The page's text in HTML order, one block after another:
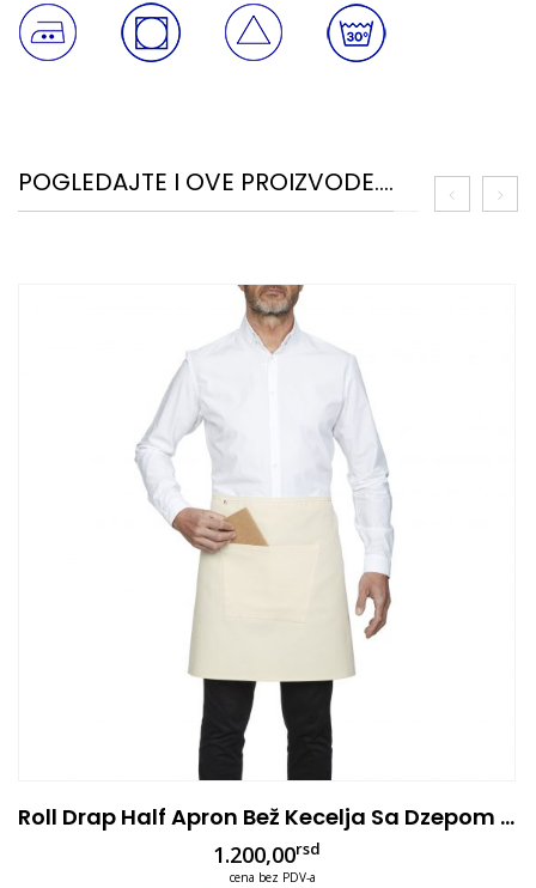
POGLEDAJTE I OVE PROIZVODE....
Roll Drap Half Apron Bež Kecelja Sa Dzepom 75×50
1.200,00rsd
cena bez PDV-a